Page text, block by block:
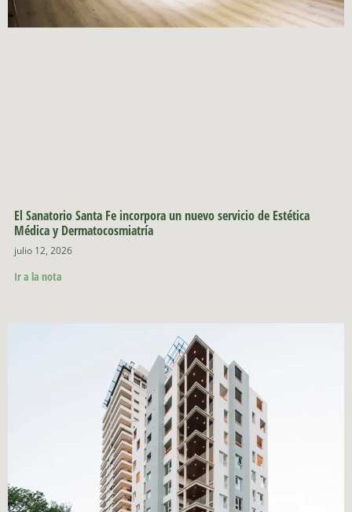
El Sanatorio Santa Fe incorpora un nuevo servicio de Estética
Médica y Dermatocosmiatría
julio 12, 2026
Ir a la nota